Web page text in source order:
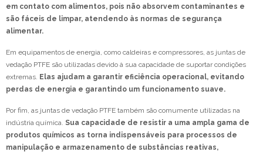
em contato com alimentos, pois não absorvem contaminantes e
são fáceis de limpar, atendendo às normas de segurança
alimentar.
Em equipamentos de energia, como caldeiras e compressores, as juntas de
vedação PTFE são utilizadas devido à sua capacidade de suportar condições
extremas. Elas ajudam a garantir eficiência operacional, evitando
perdas de energia e garantindo um funcionamento suave.
Por fim, as juntas de vedação PTFE também são comumente utilizadas na
indústria química. Sua capacidade de resistir a uma ampla gama de
produtos químicos as torna indispensáveis para processos de
manipulação e armazenamento de substâncias reativas,